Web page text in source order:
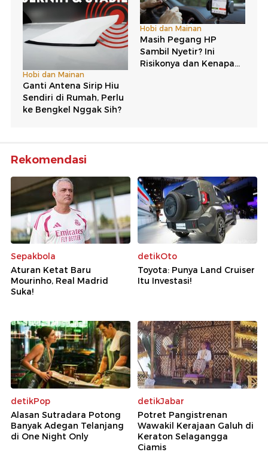
Rekomendasi
Sepakbola
Aturan Ketat Baru
Mourinho, Real Madrid
Suka!
detikOto
Toyota: Punya Land Cruiser
Itu Investasi!
detikPop
Alasan Sutradara Potong
Banyak Adegan Telanjang
di One Night Only
detikJabar
Potret Pangistrenan
Wawakil Kerajaan Galuh di
Keraton Selagangga
Ciamis